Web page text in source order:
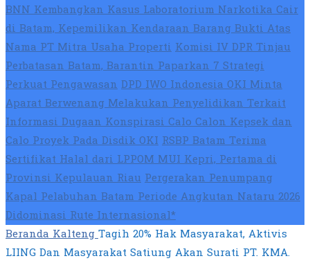
BNN Kembangkan Kasus Laboratorium Narkotika Cair
di Batam, Kepemilikan Kendaraan Barang Bukti Atas
Nama PT Mitra Usaha PropertiKomisi IV DPR Tinjau
Perbatasan Batam, Barantin Paparkan 7 Strategi
Perkuat PengawasanDPD IWO Indonesia OKI Minta
Aparat Berwenang Melakukan Penyelidikan Terkait
Informasi Dugaan Konspirasi Calo Calon Kepsek dan
Calo Proyek Pada Disdik OKIRSBP Batam Terima
Sertifikat Halal dari LPPOM MUI Kepri, Pertama di
Provinsi Kepulauan RiauPergerakan Penumpang
Kapal Pelabuhan Batam Periode Angkutan Nataru 2026
Didominasi Rute Internasional*
BerandaKaltengTagih 20% Hak Masyarakat, Aktivis
LIING Dan Masyarakat Satiung Akan Surati PT. KMA.